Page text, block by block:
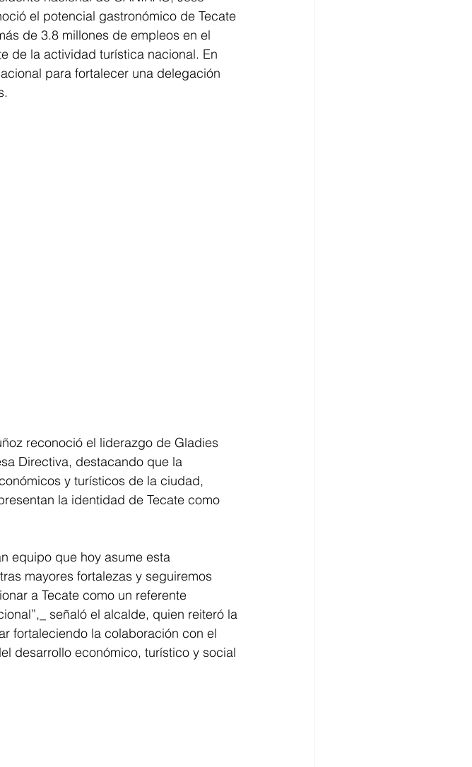
el potencial gastronómico de Tecate
de 3.8 millones de empleos en el
de la actividad turística nacional. En
para fortalecer una delegación
reconoció el liderazgo de Gladies
Directiva, destacando que la
y turísticos de la ciudad,
la identidad de Tecate como
equipo que hoy asume esta
mayores fortalezas y seguiremos
a Tecate como un referente
señaló el alcalde, quien reiteró la
fortaleciendo la colaboración con el
desarrollo económico, turístico y social